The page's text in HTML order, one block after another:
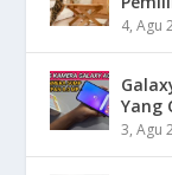
4, Agu
Yang
3, Agu